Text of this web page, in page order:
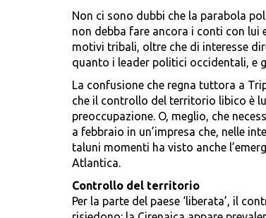
Non ci sono dubbi che la parabola
non debba fare ancora i conti con
motivi tribali, oltre che di interesse
quanto i leader politici occidentali, e
La confusione che regna tuttora a
che il controllo del territorio libico è
preoccupazione. O, meglio, che
a febbraio in un’impresa che, nelle
taluni momenti ha visto anche
Atlantica.
Controllo del territorio
Per la parte del paese ‘liberata’, il